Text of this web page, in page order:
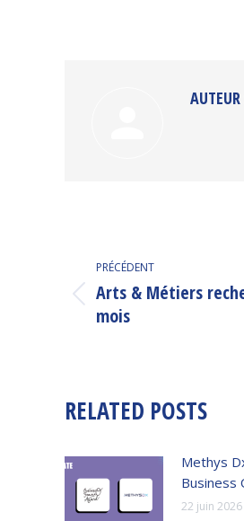
NAVIGATION
ARTICLE
PRÉCÉDENT
Article
précédent
Arts & Métiers
mois
RELATED POSTS
Methys
Business
22 juin 2026